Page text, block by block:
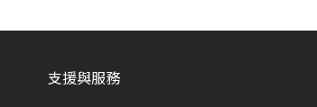
支援與服務